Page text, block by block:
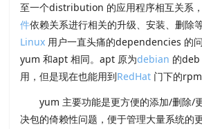
至一个distribution 的应用程序相互关系
件依赖关系进行相关的升级、安装、删除
Linux 用户一直头痛的dependencies 的
yum 和apt 相同。apt 原为debian 的deb
用，但是现在也能用到RedHat 门下的rpm
yum 主要功能是更方便的添加/删除/
决包的倚赖性问题，便于管理大量系统的更